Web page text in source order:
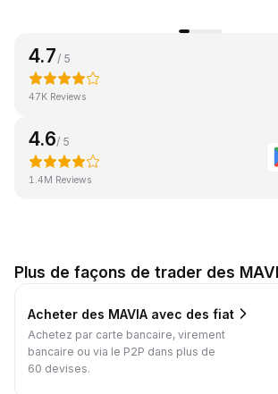
4.7 / 5
47K Reviews
4.6/ 5
1.4M Reviews
Plus de façons de trader des
Acheter des MAVIA avec des fiat
Achetez par carte bancaire, virement
bancaire ou via le P2P dans plus de
60 devises.